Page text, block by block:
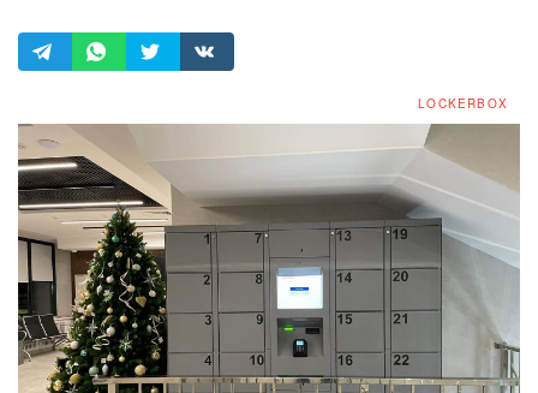
LOCKERBOX